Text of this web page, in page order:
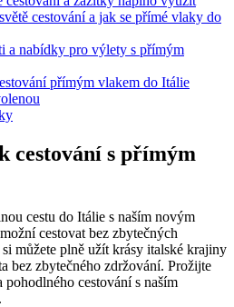
cestování a jak se přímé vlaky do
a nabídky pro výlety s přímým
přímým vlakem do Itálie
cestování s přímým
cestu do Itálie s naším novým
cestovat bez zbytečných
můžete plně užít krásy italské krajiny
bez zbytečného zdržování. Prožijte
cestování s naším